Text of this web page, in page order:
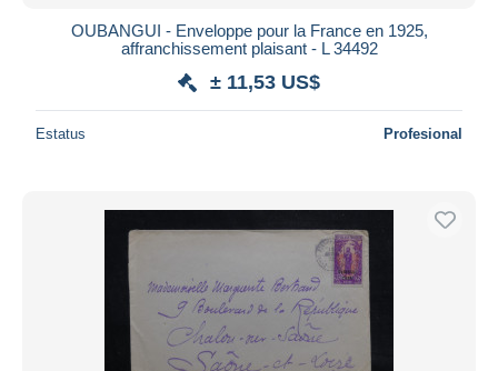
OUBANGUI - Enveloppe pour la France en 1925,
affranchissement plaisant - L 34492
± 11,53 US$
Estatus Profesional